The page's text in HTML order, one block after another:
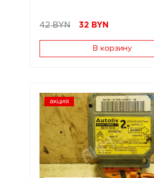
42 BYN 32 BYN
В корзину
акция